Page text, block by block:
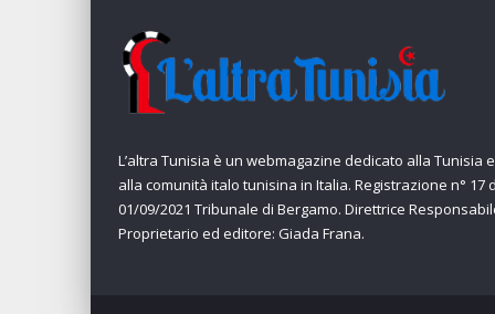
L’altra Tunisia è un webmagazine dedicato alla Tunisia e
alla comunità italo tunisina in Italia. Registrazione n° 17
01/09/2021 Tribunale di Bergamo. Direttrice
Proprietario ed editore: Giada Frana.